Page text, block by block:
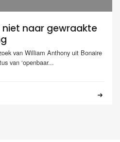
niet naar gewraakte
van William Anthony uit Bonaire
van ‘openbaar...